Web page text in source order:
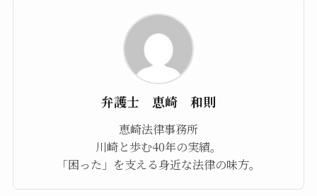
弁護士 恵崎 和則
恵崎法律事務所
川崎と歩む40年の実績。
「困った」を支える身近な法律の味方。